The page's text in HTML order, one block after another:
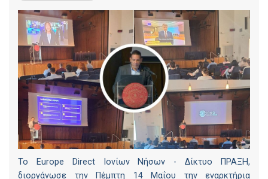
Το Europe Direct Ιονίων Νήσων - Δίκτυο ΠΡΑΞΗ,
διοργάνωσε την Πέμπτη 14 Μαΐου την εναρκτήρια